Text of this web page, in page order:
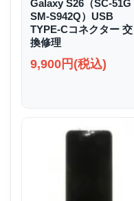
Galaxy S26（SC-51G
SM-S942Q）USB
TYPE-Cコネクター 交
換修理
9,900円(税込)